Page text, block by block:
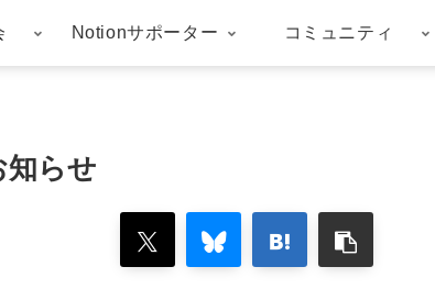
Notionサポーター コミュニティ
知らせ